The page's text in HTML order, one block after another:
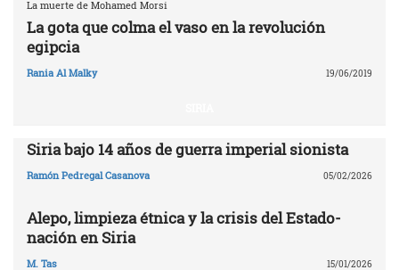
La muerte de Mohamed Morsi
La gota que colma el vaso en la revolución
egipcia
Rania Al Malky 19/06/2019
Siria bajo 14 años de guerra imperial sionista
Ramón Pedregal Casanova 05/02/2026
Alepo, limpieza étnica y la crisis del Estado-
nación en Siria
M. Tas 15/01/2026